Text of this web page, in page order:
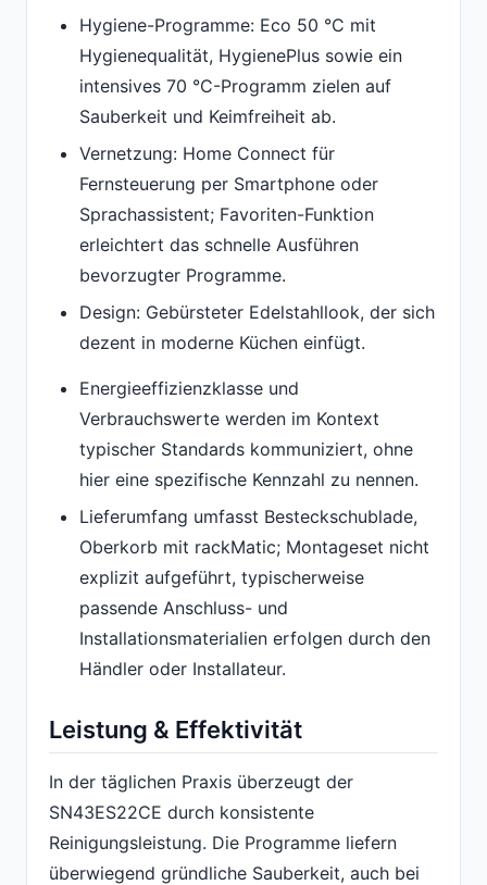
Hygiene-Programme: Eco 50 °C mit
Hygienequalität, HygienePlus sowie ein
intensives 70 °C-Programm zielen auf
Sauberkeit und Keimfreiheit ab.
Vernetzung: Home Connect für
Fernsteuerung per Smartphone oder
Sprachassistent; Favoriten-Funktion
erleichtert das schnelle Ausführen
bevorzugter Programme.
Design: Gebürsteter Edelstahllook, der sich
dezent in moderne Küchen einfügt.
Energieeffizienzklasse und
Verbrauchswerte werden im Kontext
typischer Standards kommuniziert, ohne
hier eine spezifische Kennzahl zu nennen.
Lieferumfang umfasst Besteckschublade,
Oberkorb mit rackMatic; Montageset nicht
explizit aufgeführt, typischerweise
passende Anschluss- und
Installationsmaterialien erfolgen durch den
Händler oder Installateur.
Leistung & Effektivität
In der täglichen Praxis überzeugt der
SN43ES22CE durch konsistente
Reinigungsleistung. Die Programme liefern
überwiegend gründliche Sauberkeit, auch bei